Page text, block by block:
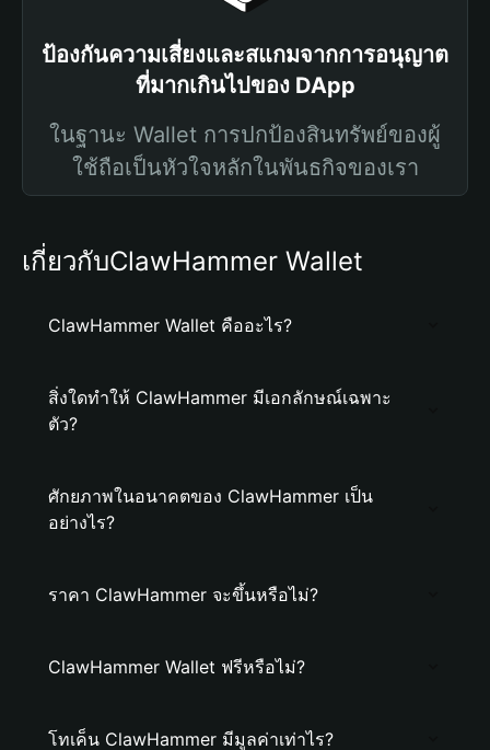
ป้องกันความเสี่ยงและสแกมจากการอนุญาต
ที่มากเกินไปของ DApp
ในฐานะ Wallet การปกป้องสินทรัพย์ของผู้
ใช้ถือเป็นหัวใจหลักในพันธกิจของเรา
เกี่ยวกับClawHammer Wallet
ClawHammer Wallet คืออะไร?
สิ่งใดทำให้ ClawHammer มีเอกลักษณ์เฉพาะ
ตัว?
ศักยภาพในอนาคตของ ClawHammer เป็น
อย่างไร?
ราคา ClawHammer จะขึ้นหรือไม่?
ClawHammer Wallet ฟรีหรือไม่?
โทเค็น ClawHammer มีมูลค่าเท่าไร?